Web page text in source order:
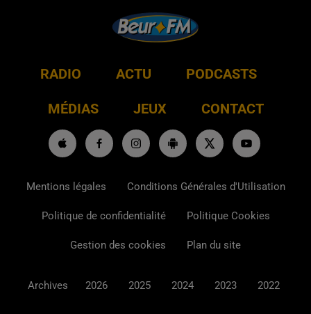
RADIO ACTU PODCASTS
MÉDIAS JEUX CONTACT
Mentions légales Conditions Générales d'Utilisation
Politique de confidentialité Politique Cookies
Gestion des cookies Plan du site
Archives 2026 2025 2024 2023 2022